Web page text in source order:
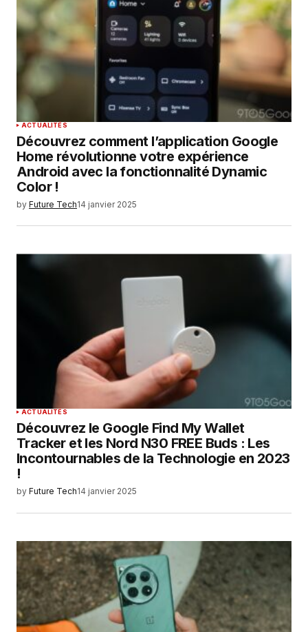
ACTUALITÉS
Découvrez comment l’application Google
Home révolutionne votre expérience
Android avec la fonctionnalité Dynamic
Color !
by Future Tech14 janvier 2025
ACTUALITÉS
Découvrez le Google Find My Wallet
Tracker et les Nord N30 FREE Buds : Les
Incontournables de la Technologie en 2023
!
by Future Tech14 janvier 2025